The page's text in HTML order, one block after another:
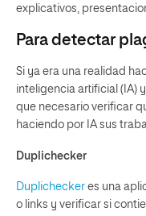
explicativos,
Para detectar
Si ya era una realidad
inteligencia artificial (IA)
que necesario verificar
haciendo por IA sus
Duplichecker
Duplichecker es una
o links y verificar si